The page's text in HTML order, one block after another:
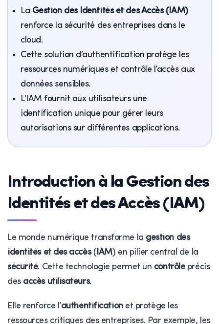
La Gestion des Identités et des Accès (IAM)
renforce la sécurité des entreprises dans le
cloud.
Cette solution d’authentification protège les
ressources numériques et contrôle l’accès aux
données sensibles.
L’IAM fournit aux utilisateurs une
identification unique pour gérer leurs
autorisations sur différentes applications.
Introduction à la Gestion des
Identités et des Accès (IAM)
Le monde numérique transforme la gestion des
identités et des accès(IAM) en pilier central de la
sécurité. Cette technologie permet un contrôleprécis
des accès utilisateurs.
Elle renforce l’authentificationet protège les
ressources critiques des entreprises. Par exemple, les